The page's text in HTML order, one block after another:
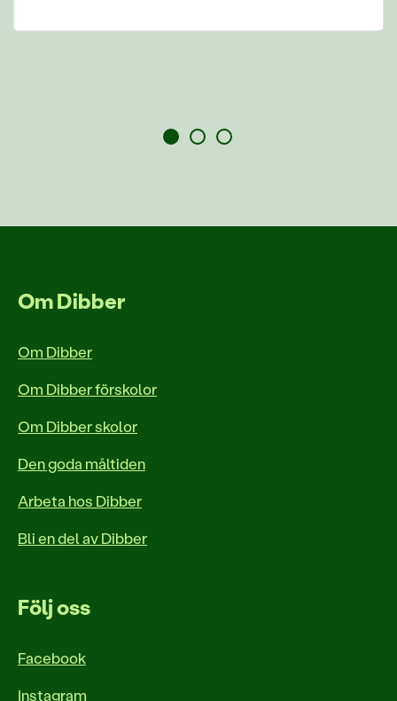
Om Dibber
Om Dibber
Om Dibber förskolor
Om Dibber skolor
Den goda måltiden
Arbeta hos Dibber
Bli en del av Dibber
Följ oss
Facebook
Instagram